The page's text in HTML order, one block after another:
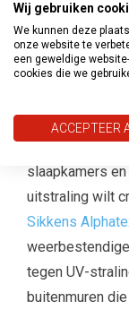
plafonds en
zonder spatten.
Sikkens Alpha
geeft,
Plafond
slaapkamers
uitstraling wilt
Sikkens
tegen UV-
buitenmuren
Wij gebruiken
We kunnen deze
onze website te
een geweldige
cookies die we
ACCEPTEER